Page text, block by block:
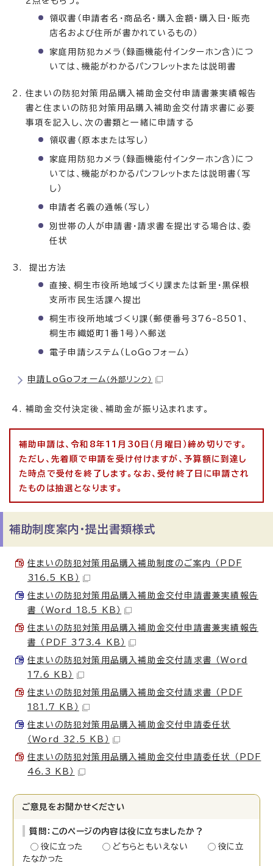
領収書（申請者名・商品名・購入金額・購入日・販売
店名および住所が書かれているもの）
家庭用防犯カメラ（録画機能付インターホン含）につ
いては、機能がわかるパンフレットまたは説明書
住まいの防犯対策用品購入補助金交付申請書兼実績報告
書と住まいの防犯対策用品購入補助金交付請求書に必要
事項を記入し、次の書類と一緒に申請する
領収書（原本または写し）
家庭用防犯カメラ（録画機能付インターホン含）につ
いては、機能がわかるパンフレットまたは説明書（写
し）
申請者名義の通帳（写し）
別世帯の人が申請書・請求書を提出する場合は、委
任状
提出方法
直接、桐生市役所地域づくり課または新里・黒保根
支所市民生活課へ提出
桐生市役所地域づくり課（郵便番号376-8501、
桐生市織姫町1番1号）へ郵送
電子申請システム（LoGoフォーム）
申請LoGoフォーム （外部リンク）
補助金交付決定後、補助金が振り込まれます。
補助申請は、令和8年11月30日（月曜日）締め切りです。
ただし、先着順で申請を受け付けますが、予算額に到達し
た時点で受付を終了します。なお、受付終了日に申請され
たものは抽選となります。
補助制度案内・提出書類様式
住まいの防犯対策用品購入補助制度のご案内 （PDF
316.5 KB）
住まいの防犯対策用品購入補助金交付申請書兼実績報告
書 （Word 18.5 KB）
住まいの防犯対策用品購入補助金交付申請書兼実績報告
書 （PDF 373.4 KB）
住まいの防犯対策用品購入補助金交付請求書 （Word
17.6 KB）
住まいの防犯対策用品購入補助金交付請求書 （PDF
181.7 KB）
住まいの防犯対策用品購入補助金交付申請委任状
（Word 32.5 KB）
住まいの防犯対策用品購入補助金交付申請委任状 （PDF
46.3 KB）
ご意見をお聞かせください
質問：このページの内容は役に立ちましたか？
役に立った
どちらともいえない
役に立
たなかった